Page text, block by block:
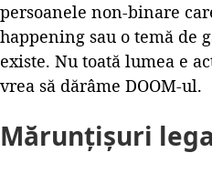
persoanele non-binare
happening sau o temă de
existe. Nu toată lumea e
vrea să dărâme DOOM-ul.
Mărunțișuri